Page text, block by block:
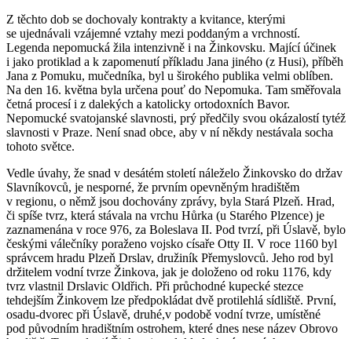
Z těchto dob se dochovaly kontrakty a kvitance, kterými
se ujednávali vzájemné vztahy mezi poddaným a vrchností.
Legenda nepomucká žila intenzivně i na Žinkovsku. Mající účinek
i jako protiklad a k zapomenutí příkladu Jana jiného (z Husi), příběh
Jana z Pomuku, mučedníka, byl u širokého publika velmi oblíben.
Na den 16. května byla určena pouť do Nepomuka. Tam směřovala
četná procesí i z dalekých a katolicky ortodoxních Bavor.
Nepomucké svatojanské slavnosti, prý předčily svou okázalostí tytéž
slavnosti v Praze. Není snad obce, aby v ní někdy nestávala socha
tohoto světce.
Vedle úvahy, že snad v desátém století náleželo Žinkovsko do držav
Slavníkovců, je nesporné, že prvním opevněným hradištěm
v regionu, o němž jsou dochovány zprávy, byla Stará Plzeň. Hrad,
či spíše tvrz, která stávala na vrchu Hůrka (u Starého Plzence) je
zaznamenána v roce 976, za Boleslava II. Pod tvrzí, při Úslavě, bylo
českými válečníky poraženo vojsko císaře Otty II. V roce 1160 byl
správcem hradu Plzeň Drslav, družiník Přemyslovců. Jeho rod byl
držitelem vodní tvrze Žinkova, jak je doloženo od roku 1176, kdy
tvrz vlastnil Drslavic Oldřich. Při průchodné kupecké stezce
tehdejším Žinkovem lze předpokládat dvě protilehlá sídliště. První,
osadu-dvorec při Úslavě, druhé,v podobě vodní tvrze, umístěné
pod původním hradištním ostrohem, které dnes nese název Obrovo